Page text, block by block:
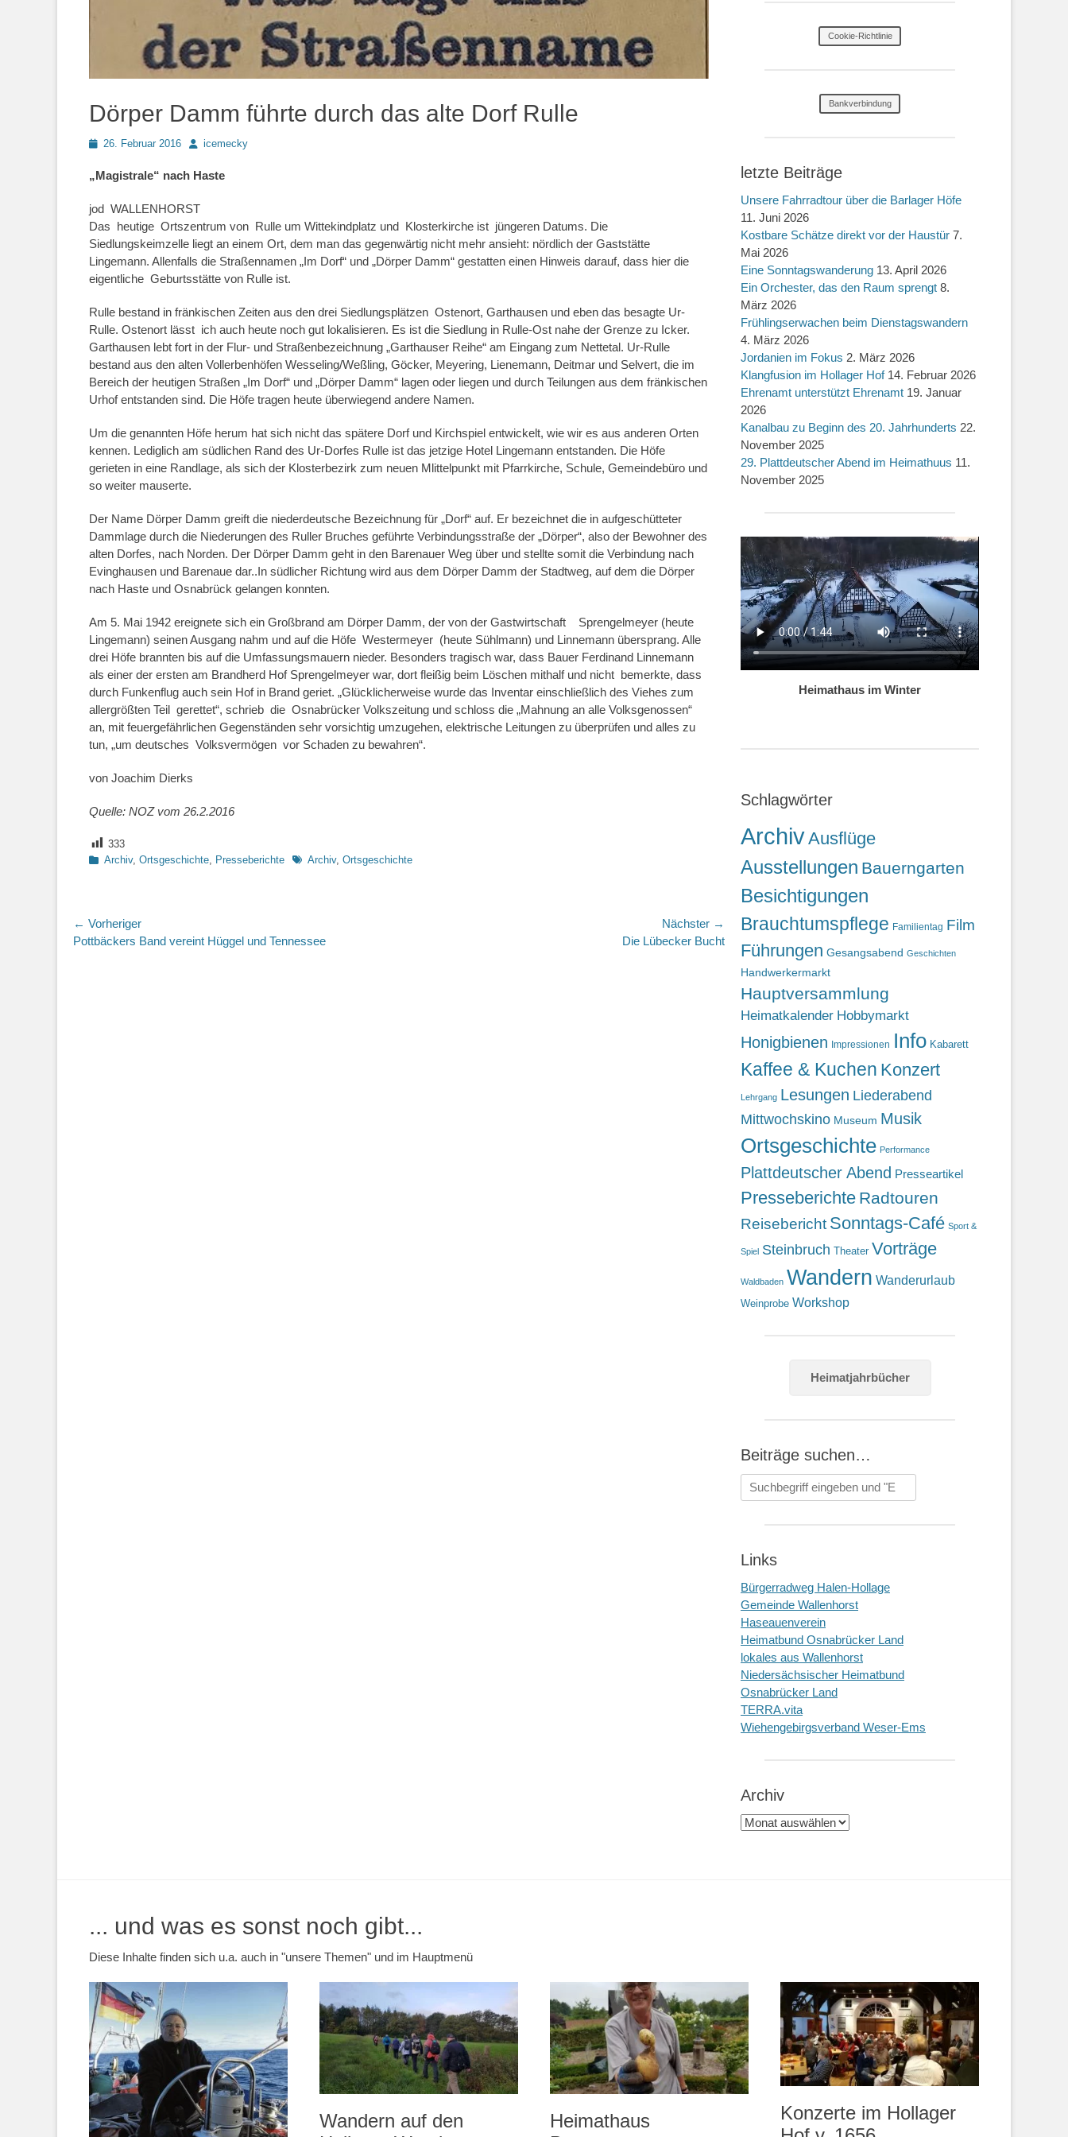
Dörper Damm führte durch das alte Dorf Rulle
Posted26. Februar 2016 Autoricemecky
„Magistrale“ nach Haste
jod WALLENHORST
Das heutige Ortszentrum von Rulle um Wittekindplatz und Klosterkirche ist jüngeren Datums. Die
Siedlungskeimzelle liegt an einem Ort, dem man das gegenwärtig nicht mehr ansieht: nördlich der Gaststätte
Lingemann. Allenfalls die Straßennamen „Im Dorf“ und „Dörper Damm“ gestatten einen Hinweis darauf, dass hier die
eigentliche Geburtsstätte von Rulle ist.
Rulle bestand in fränkischen Zeiten aus den drei Siedlungsplätzen Ostenort, Garthausen und eben das besagte Ur-
Rulle. Ostenort lässt ich auch heute noch gut lokalisieren. Es ist die Siedlung in Rulle-Ost nahe der Grenze zu Icker.
Garthausen lebt fort in der Flur- und Straßenbezeichnung „Garthauser Reihe“ am Eingang zum Nettetal. Ur-Rulle
bestand aus den alten Vollerbenhöfen Wesseling/Weßling, Göcker, Meyering, Lienemann, Deitmar und Selvert, die im
Bereich der heutigen Straßen „Im Dorf“ und „Dörper Damm“ lagen oder liegen und durch Teilungen aus dem fränkischen
Urhof entstanden sind. Die Höfe tragen heute überwiegend andere Namen.
Um die genannten Höfe herum hat sich nicht das spätere Dorf und Kirchspiel entwickelt, wie wir es aus anderen Orten
kennen. Lediglich am südlichen Rand des Ur-Dorfes Rulle ist das jetzige Hotel Lingemann entstanden. Die Höfe
gerieten in eine Randlage, als sich der Klosterbezirk zum neuen Mlittelpunkt mit Pfarrkirche, Schule, Gemeindebüro und
so weiter mauserte.
Der Name Dörper Damm greift die niederdeutsche Bezeichnung für „Dorf“ auf. Er bezeichnet die in aufgeschütteter
Dammlage durch die Niederungen des Ruller Bruches geführte Verbindungsstraße der „Dörper“, also der Bewohner des
alten Dorfes, nach Norden. Der Dörper Damm geht in den Barenauer Weg über und stellte somit die Verbindung nach
Evinghausen und Barenaue dar..In südlicher Richtung wird aus dem Dörper Damm der Stadtweg, auf dem die Dörper
nach Haste und Osnabrück gelangen konnten.
Am 5. Mai 1942 ereignete sich ein Großbrand am Dörper Damm, der von der Gastwirtschaft Sprengelmeyer (heute
Lingemann) seinen Ausgang nahm und auf die Höfe Westermeyer (heute Sühlmann) und Linnemann übersprang. Alle
drei Höfe brannten bis auf die Umfassungsmauern nieder. Besonders tragisch war, dass Bauer Ferdinand Linnemann
als einer der ersten am Brandherd Hof Sprengelmeyer war, dort fleißig beim Löschen mithalf und nicht bemerkte, dass
durch Funkenflug auch sein Hof in Brand geriet. „Glücklicherweise wurde das Inventar einschließlich des Viehes zum
allergrößten Teil gerettet“, schrieb die Osnabrücker Volkszeitung und schloss die „Mahnung an alle Volksgenossen“
an, mit feuergefährlichen Gegenständen sehr vorsichtig umzugehen, elektrische Leitungen zu überprüfen und alles zu
tun, „um deutsches Volksvermögen vor Schaden zu bewahren“.
von Joachim Dierks
Quelle: NOZ vom 26.2.2016
333
Kategorien
Archiv, Ortsgeschichte, Presseberichte Schlagworte
Archiv, Ortsgeschichte
Beitragsnavigation
← Vorheriger
Vorheriger
Pottbäckers Band vereint Hüggel und Tennessee
Nächster →
Die Lübecker Bucht
Cookie-Richtlinie
Bankverbindung
letzte Beiträge
Unsere Fahrradtour über die Barlager Höfe
11. Juni 2026
Kostbare Schätze direkt vor der Haustür 7.
Mai 2026
Eine Sonntagswanderung 13. April 2026
Ein Orchester, das den Raum sprengt 8.
März 2026
Frühlingserwachen beim Dienstagswandern
4. März 2026
Jordanien im Fokus 2. März 2026
Klangfusion im Hollager Hof 14. Februar 2026
Ehrenamt unterstützt Ehrenamt 19. Januar
2026
Kanalbau zu Beginn des 20. Jahrhunderts 22.
November 2025
29. Plattdeutscher Abend im Heimathuus 11.
November 2025
Heimathaus im Winter
Schlagwörter
ArchivAusflüge
Ausstellungen Bauerngarten
Besichtigungen
Brauchtumspflege Familientag Film
Führungen Gesangsabend Geschichten
Handwerkermarkt
Hauptversammlung
Heimatkalender Hobbymarkt
Honigbienen Impressionen Info Kabarett
Kaffee & Kuchen Konzert
Lehrgang Lesungen Liederabend
Mittwochskino Museum Musik
Ortsgeschichte Performance
Plattdeutscher Abend Presseartikel
Presseberichte Radtouren
Reisebericht Sonntags-Café Sport &
Spiel Steinbruch Theater Vorträge
Waldbaden Wandern Wanderurlaub
Weinprobe Workshop
Heimatjahrbücher
Beiträge suchen…
Suchen
nach:
Links
Bürgerradweg Halen-Hollage
Gemeinde Wallenhorst
Haseauenverein
Heimatbund Osnabrücker Land
lokales aus Wallenhorst
Niedersächsischer Heimatbund
Osnabrücker Land
TERRA.vita
Wiehengebirgsverband Weser-Ems
Archiv
Archiv
... und was es sonst noch gibt...
Diese Inhalte finden sich u.a. auch in "unsere Themen" und im Hauptmenü
Wandern auf den
Heimathaus
Konzerte im Hollager